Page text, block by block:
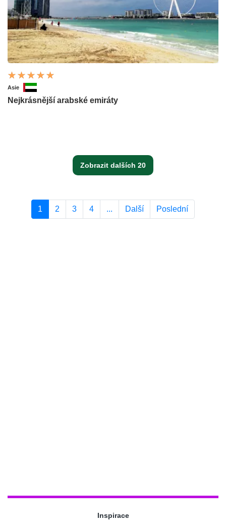
Asie
Nejkrásnější arabské emiráty
Zobrazit dalších 20
1 2 3 4 ... Další Poslední
Inspirace